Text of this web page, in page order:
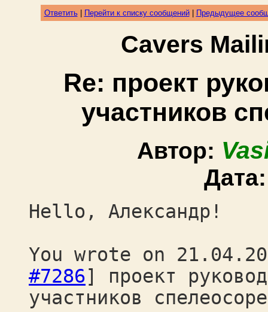
Ответить| Перейти к списку сообщений| Предыдущее
Cavers
Re: проект
участников
Автор:
Hello, Александр!
You wrote on
#7286] проект
участников